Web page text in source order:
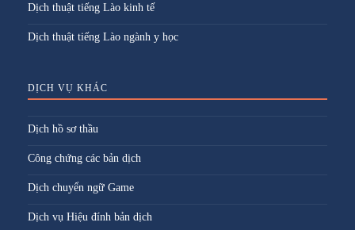
Dịch thuật tiếng Lào kinh tế
Dịch thuật tiếng Lào ngành y học
DỊCH VỤ KHÁC
Dịch hồ sơ thầu
Công chứng các bản dịch
Dịch chuyển ngữ Game
Dịch vụ Hiệu đính bản dịch